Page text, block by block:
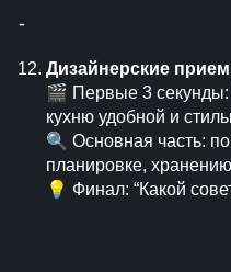
⁃
Дизайнерские
🎬 Первые 3 секунды:
кухню удобной и
🔍 Основная часть:
планировке,
💡 Финал: “Какой